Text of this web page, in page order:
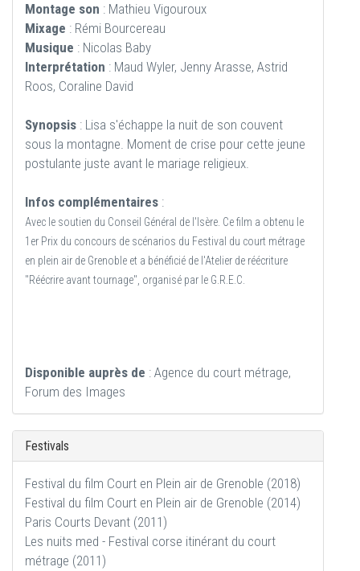
Montage son : Mathieu Vigouroux
Mixage : Rémi Bourcereau
Musique : Nicolas Baby
Interprétation : Maud Wyler, Jenny Arasse, Astrid
Roos, Coraline David
Synopsis : Lisa s'échappe la nuit de son couvent
sous la montagne. Moment de crise pour cette jeune
postulante juste avant le mariage religieux.
Infos complémentaires :
Avec le soutien du Conseil Général de l'Isère. Ce film a obtenu le
1er Prix du concours de scénarios du Festival du court métrage
en plein air de Grenoble et a bénéficié de l'Atelier de réécriture
"Réécrire avant tournage", organisé par le G.R.E.C.
Disponible auprès de : Agence du court métrage,
Forum des Images
Festivals
Festival du film Court en Plein air de Grenoble (2018)
Festival du film Court en Plein air de Grenoble (2014)
Paris Courts Devant (2011)
Les nuits med - Festival corse itinérant du court
métrage (2011)